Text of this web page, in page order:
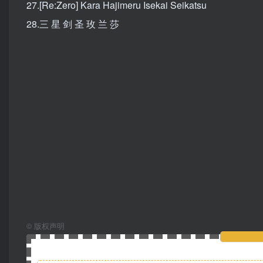
27.[Re:Zero] Kara Hajimeru Isekai Seikatsu
28.三 星 剑 圣 玫 兰 莎
© 版权声明